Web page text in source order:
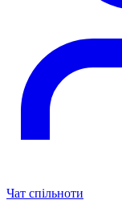
Чат спільноти